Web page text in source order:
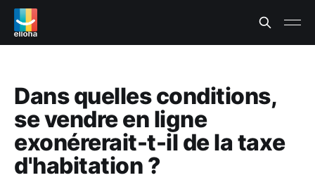
Dans quelles conditions,
se vendre en ligne
exonérerait-t-il de la taxe
d'habitation ?